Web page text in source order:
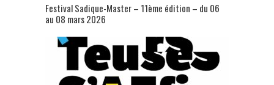
Festival Sadique-Master – 11ème édition – du 06
au 08 mars 2026